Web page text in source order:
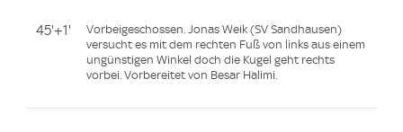
45'+1'
Vorbeigeschossen. Jonas Weik (SV Sandhausen)
versucht es mit dem rechten Fuß von links aus einem
ungünstigen Winkel doch die Kugel geht rechts
vorbei. Vorbereitet von Besar Halimi.